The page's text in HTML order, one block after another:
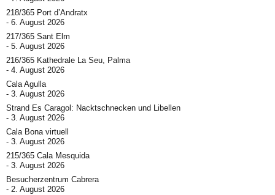
218/365 Port d’Andratx
6. August 2026
217/365 Sant Elm
5. August 2026
216/365 Kathedrale La Seu, Palma
4. August 2026
Cala Agulla
3. August 2026
Strand Es Caragol: Nacktschnecken und Libellen
3. August 2026
Cala Bona virtuell
3. August 2026
215/365 Cala Mesquida
3. August 2026
Besucherzentrum Cabrera
2. August 2026